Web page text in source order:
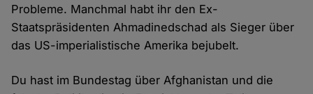
Probleme. Manchmal habt ihr den Ex-
Staatspräsidenten Ahmadinedschad als Sieger über
das US-imperialistische Amerika bejubelt.
Du hast im Bundestag über Afghanistan und die